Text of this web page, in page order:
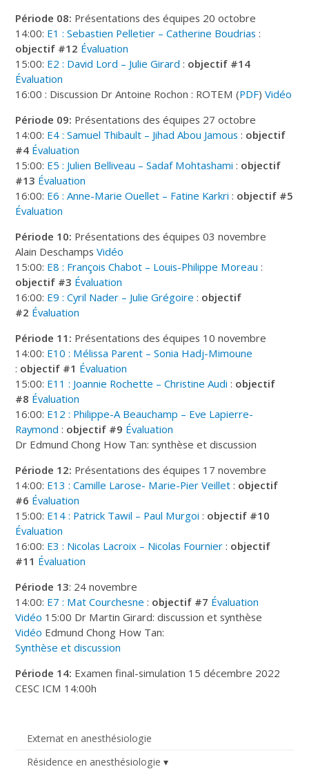
Externat en anesthésiologie
Résidence en anesthésiologie
Période 08: Présentations des équipes 20 octobre
14:00: E1 : Sebastien Pelletier – Catherine Boudrias :
objectif #12 Évaluation
15:00: E2 : David Lord – Julie Girard : objectif #14
Évaluation
16:00 : Discussion Dr Antoine Rochon : ROTEM (PDF)Vidéo
Période 09: Présentations des équipes 27 octobre
14:00: E4 : Samuel Thibault – Jihad Abou Jamous : objectif
#4 Évaluation
15:00: E5 : Julien Belliveau – Sadaf Mohtashami : objectif
#13 Évaluation
16:00: E6 : Anne-Marie Ouellet – Fatine Karkri : objectif #5
Évaluation
Période 10: Présentations des équipes 03 novembre
Alain DeschampsVidéo
15:00: E8 : François Chabot – Louis-Philippe Moreau :
objectif #3 Évaluation
16:00: E9 : Cyril Nader – Julie Grégoire : objectif
#2 Évaluation
Période 11: Présentations des équipes 10 novembre
14:00: E10 : Mélissa Parent – Sonia Hadj-Mimoune
: objectif #1 Évaluation
15:00: E11 : Joannie Rochette – Christine Audi : objectif
#8 Évaluation
16:00: E12 : Philippe-A Beauchamp – Eve Lapierre-
Raymond : objectif #9 Évaluation
Dr Edmund Chong How Tan: synthèse et discussion
Période 12: Présentations des équipes 17 novembre
14:00: E13 : Camille Larose- Marie-Pier Veillet : objectif
#6 Évaluation
15:00: E14 : Patrick Tawil – Paul Murgoi : objectif #10
Évaluation
16:00: E3 : Nicolas Lacroix – Nicolas Fournier : objectif
#11 Évaluation
Période 13: 24 novembre
14:00: E7 : Mat Courchesne : objectif #7 Évaluation
Vidéo 15:00 Dr Martin Girard: discussion et synthèse
Vidéo Edmund Chong How Tan:
Synthèse et discussion
Période 14: Examen final-simulation 15 décembre 2022
CESC ICM 14:00h